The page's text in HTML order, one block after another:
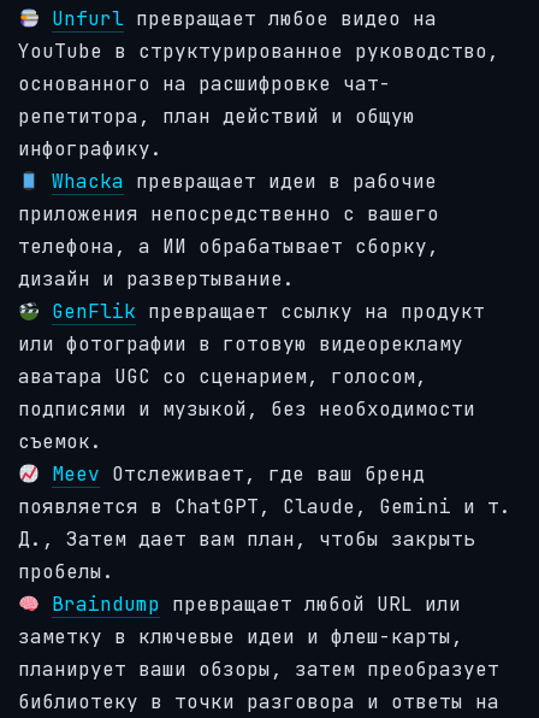
Unfurl превращает любое видео на
YouTube в структурированное руководство,
основанного на расшифровке чат-
репетитора, план действий и общую
инфографику.
Whacka превращает идеи в рабочие
приложения непосредственно с вашего
телефона, а ИИ обрабатывает сборку,
дизайн и развертывание.
GenFlik превращает ссылку на продукт
или фотографии в готовую видеорекламу
аватара UGC со сценарием, голосом,
подписями и музыкой, без необходимости
съемок.
Meev Отслеживает, где ваш бренд
появляется в ChatGPT, Claude, Gemini и т.
Д., Затем дает вам план, чтобы закрыть
пробелы.
Braindump превращает любой URL или
заметку в ключевые идеи и флеш-карты,
планирует ваши обзоры, затем преобразует
библиотеку в точки разговора и ответы на